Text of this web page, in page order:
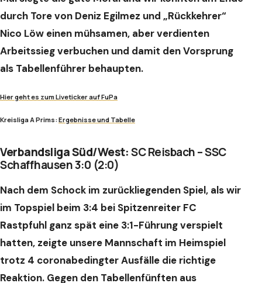
durch Tore von Deniz Egilmez und „Rückkehrer“
Nico Löw einen mühsamen, aber verdienten
Arbeitssieg verbuchen und damit den Vorsprung
als Tabellenführer behaupten.
Hier geht es zum Liveticker auf FuPa
Kreisliga A Prims:Ergebnisse und Tabelle
Verbandsliga Süd/West:SC Reisbach – SSC
Schaffhausen 3:0 (2:0)
Nach dem Schock im zurückliegenden Spiel, als wir
im Topspiel beim 3:4 bei Spitzenreiter FC
Rastpfuhl ganz spät eine 3:1-Führung verspielt
hatten, zeigte unsere Mannschaft im Heimspiel
trotz 4 coronabedingter Ausfälle die richtige
Reaktion. Gegen den Tabellenfünften aus